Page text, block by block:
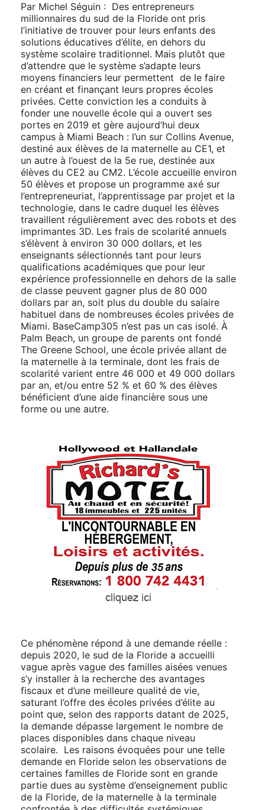
Par Michel Séguin : Des entrepreneurs
millionnaires du sud de la Floride ont pris
l’initiative de trouver pour leurs enfants des
solutions éducatives d’élite, en dehors du
système scolaire traditionnel. Mais plutôt que
d’attendre que le système s’adapte leurs
moyens financiers leur permettent de le faire
en créant et finançant leurs propres écoles
privées. Cette conviction les a conduits à
fonder une nouvelle école qui a ouvert ses
portes en 2019 et gère aujourd’hui deux
campus à Miami Beach : l’un sur Collins Avenue,
destiné aux élèves de la maternelle au CE1, et
un autre à l’ouest de la 5e rue, destinée aux
élèves du CE2 au CM2. L’école accueille environ
50 élèves et propose un programme axé sur
l’entrepreneuriat, l’apprentissage par projet et la
technologie, dans le cadre duquel les élèves
travaillent régulièrement avec des robots et des
imprimantes 3D. Les frais de scolarité annuels
s’élèvent à environ 30 000 dollars, et les
enseignants sélectionnés tant pour leurs
qualifications académiques que pour leur
expérience professionnelle en dehors de la salle
de classe peuvent gagner plus de 80 000
dollars par an, soit plus du double du salaire
habituel dans de nombreuses écoles privées de
Miami. BaseCamp305 n’est pas un cas isolé. À
Palm Beach, un groupe de parents ont fondé
The Greene School, une école privée allant de
la maternelle à la terminale, dont les frais de
scolarité varient entre 46 000 et 49 000 dollars
par an, et/ou entre 52 % et 60 % des élèves
bénéficient d’une aide financière sous une
forme ou une autre.
Ce phénomène répond à une demande réelle :
depuis 2020, le sud de la Floride a accueilli
vague après vague des familles aisées venues
s’y installer à la recherche des avantages
fiscaux et d’une meilleure qualité de vie,
saturant l’offre des écoles privées d’élite au
point que, selon des rapports datant de 2025,
la demande dépasse largement le nombre de
places disponibles dans chaque niveau
scolaire. Les raisons évoquées pour une telle
demande en Floride selon les observations de
certaines familles de Floride sont en grande
partie dues au système d’enseignement public
de la Floride, de la maternelle à la terminale